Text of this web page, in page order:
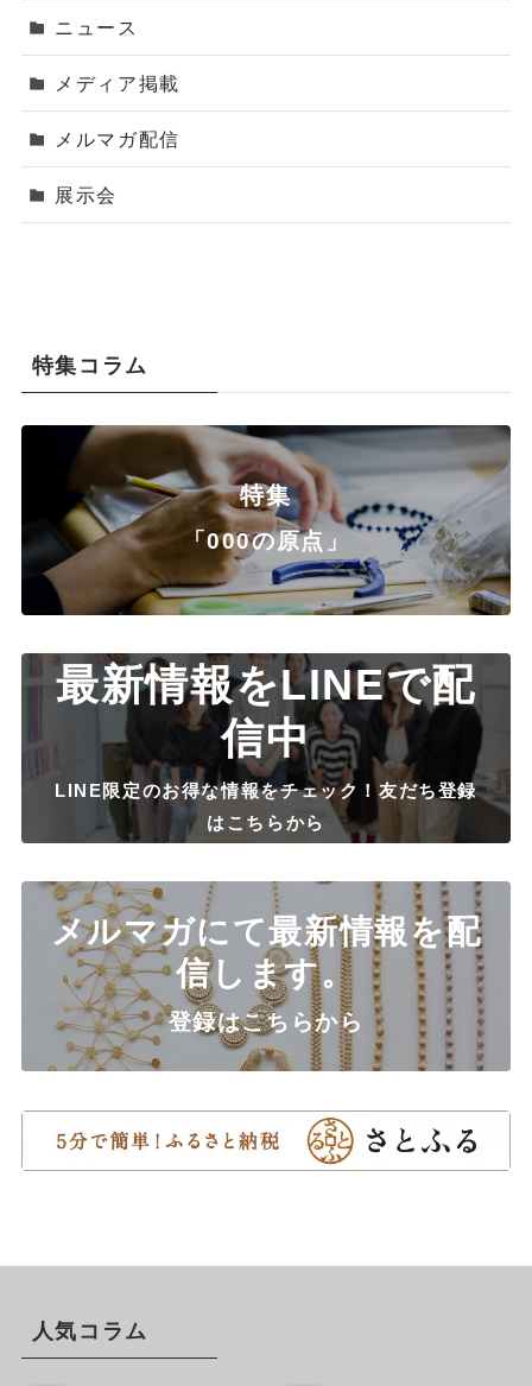
ニュース
メディア掲載
メルマガ配信
展示会
特集コラム
特集
「000の原点」
最新情報をLINEで配
信中
LINE限定のお得な情報をチェック！友だち登録
はこちらから
メルマガにて最新情報を配
信します。
登録はこちらから
人気コラム